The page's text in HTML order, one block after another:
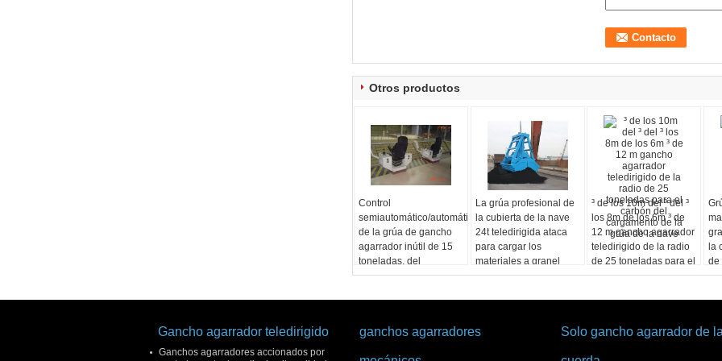
Otros productos
Control
semiautomático/automático
de la grúa de gancho
agarrador inútil de 15
toneladas, del
procedimiento
La grúa profesional de
la cubierta de la nave
24t teledirigida ataca
para cargar los
materiales a granel
³ de los 10m del ³ del ³
los 8m de los 6m ³ de
12 m gancho agarrador
teledirigido de la radio
de 25 toneladas para el
carbón del cargamento
la
de
Gancho agarrador teledirigido
Ganchos agarradores accionados por
ganchos agarradores Solo gancho agarrador de la